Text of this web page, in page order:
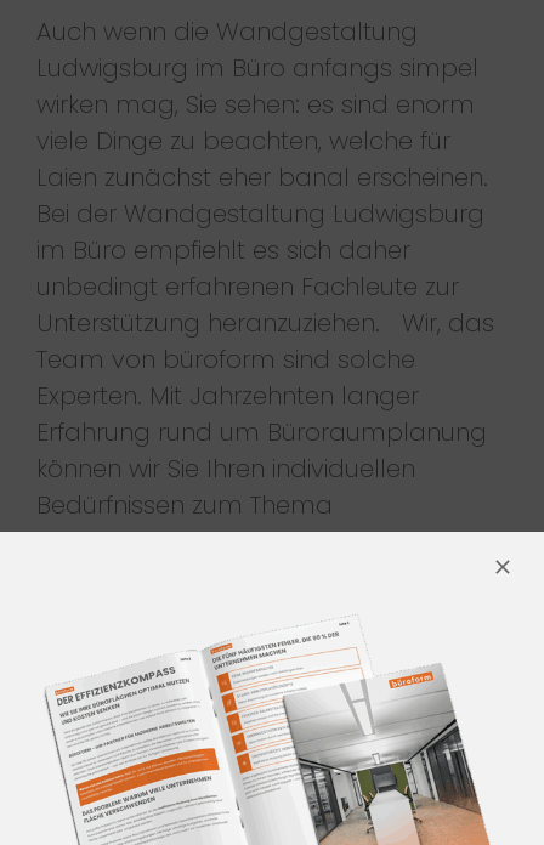
Auch wenn die Wandgestaltung
Ludwigsburg im Büro anfangs simpel
wirken mag, Sie sehen: es sind enorm
viele Dinge zu beachten, welche für
Laien zunächst eher banal erscheinen.
Bei der Wandgestaltung Ludwigsburg
im Büro empfiehlt es sich daher
unbedingt erfahrenen Fachleute zur
Unterstützung heranzuziehen. Wir, das
Team von büroform sind solche
Experten. Mit Jahrzehnten langer
Erfahrung rund um Büroraumplanung
können wir Sie Ihren individuellen
Bedürfnissen zum Thema
Wandgestaltung Ludwigsburg im Büro
unterstützen. Gerne können Sie sich
auch zunächst online unsere Projekte
ansehen.
HABEN WIR SIE ÜBERZEUGT?